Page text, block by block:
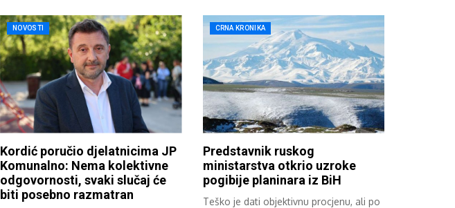
NOVOSTI
Kordić poručio djelatnicima JP
Komunalno: Nema kolektivne
odgovornosti, svaki slučaj će
biti posebno razmatran
CRNA KRONIKA
Predstavnik ruskog
ministarstva otkrio uzroke
pogibije planinara iz BiH
Teško je dati objektivnu procjenu, ali po